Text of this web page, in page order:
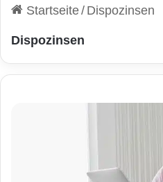
Startseite/ Dispozinsen
Dispozinsen